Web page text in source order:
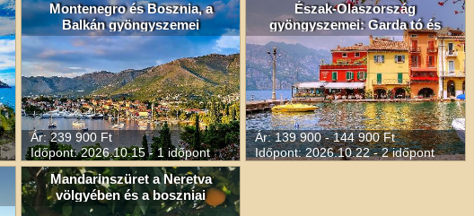
Montenegro és Bosznia, a
Balkán gyöngyszemei
mandarinszürettel
Ár: 239 900 Ft
Időpont: 2026.10.15 - 1 időpont
Észak-Olaszország
gyöngyszemei: Garda tó és
Milánó
Ár: 139 900 - 144 900 Ft
Időpont: 2026.10.22 - 2 időpont
Mandarinszüret a Neretva
völgyében és a boszniai
piramisok völgye